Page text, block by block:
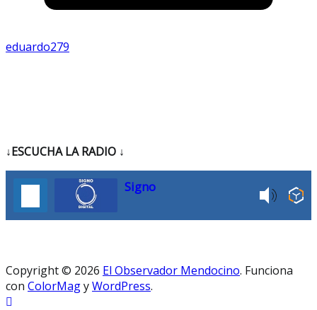
eduardo279
↓ESCUCHA LA RADIO ↓
Signo
Copyright © 2026 El Observador Mendocino. Funciona
con ColorMagyWordPress.